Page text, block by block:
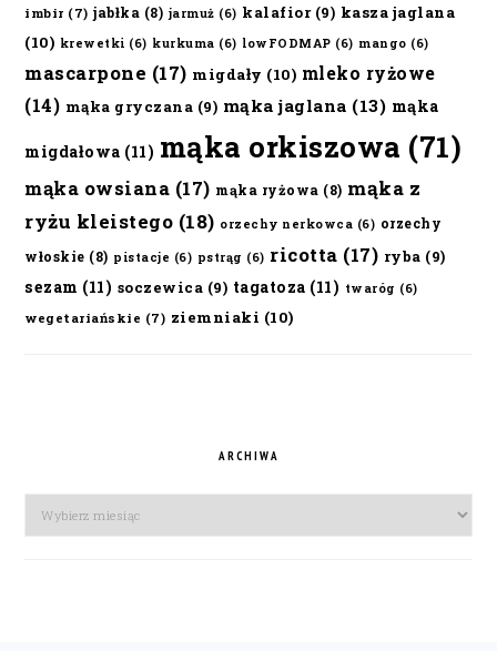
imbir (7) jabłka (8) jarmuż (6) kalafior(9) kasza jaglana
(10) krewetki (6) kurkuma (6) lowFODMAP (6) mango (6)
mascarpone (17) migdały (10) mleko ryżowe
(14) mąka gryczana (9) mąka jaglana (13) mąka
migdałowa (11) mąka orkiszowa (71)
mąka owsiana (17) mąka ryżowa (8) mąka z
ryżu kleistego (18) orzechy nerkowca (6) orzechy
włoskie (8) pistacje (6) pstrąg (6) ricotta (17) ryba (9)
sezam (11) soczewica (9) tagatoza (11) twaróg (6)
wegetariańskie (7) ziemniaki (10)
ARCHIWA
Archiwa